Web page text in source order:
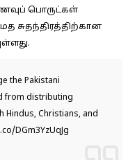
பொருட்கள்
சுதந்திரத்திற்கான
the Pakistani
from distributing
Hindus, Christians, and
DGm3YzUqJg